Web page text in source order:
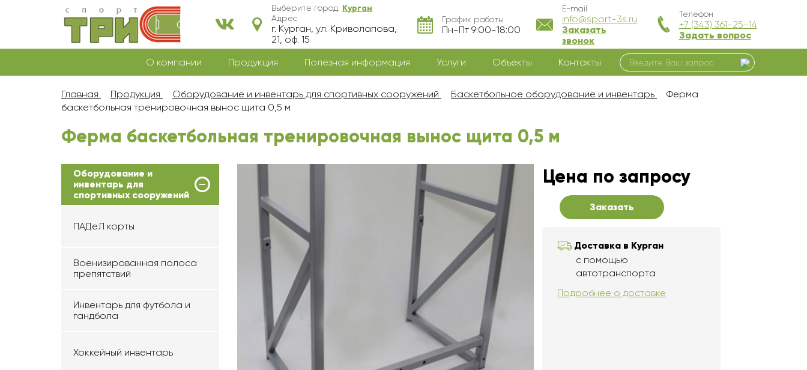
Выберите город: Курган
Адрес
г. Курган, ул. Криволапова,
21, оф. 15
График работы
Пн-Пт 9:00-18:00
E-mail
info@sport-3s.ru
Заказать
звонок
Телефон
+7 (343) 361-25-14
Задать вопрос
О компании Продукция Полезная информация Услуги Объекты Контакты
Главная Продукция Оборудование и инвентарь для спортивных сооружений Баскетбольное оборудование и инвентарь
Ферма
баскетбольная тренировочная вынос щита 0,5 м
Ферма баскетбольная тренировочная вынос щита 0,5 м
Оборудование и
инвентарь для
спортивных сооружений
ПАДеЛ корты
Военизированная полоса
препятствий
Инвентарь для футбола и
гандбола
Хоккейный инвентарь
Цена по запросу
Заказать
Доставка в Курган
с помощью
автотранспорта
Подробнее о доставке